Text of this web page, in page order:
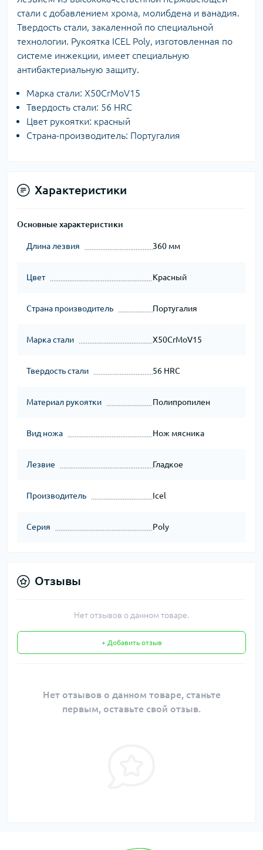
стали с добавлением хрома, молибдена и ванадия.
Твердость стали, закаленной по специальной
технологии. Рукоятка ICEL Poly, изготовленная по
системе инжекции, имеет специальную
антибактериальную защиту.
Марка стали: X50CrMoV15
Твердость стали: 56 HRC
Цвет рукоятки: красный
Страна-производитель: Португалия
Характеристики
Основные характеристики
Длина лезвия 360 мм
Цвет Красный
Страна производитель Португалия
Марка стали X50CrMoV15
Твердость стали 56 HRC
Материал рукоятки Полипропилен
Вид ножа Нож мясника
Лезвие Гладкое
Производитель Icel
Серия Poly
Отзывы
Нет отзывов о данном товаре.
+ Добавить отзыв
Нет отзывов о данном товаре, станьте
первым, оставьте свой отзыв.